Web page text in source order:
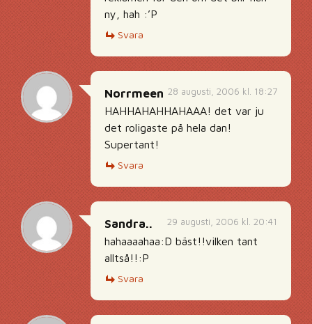
ny, hah :’P
Svara
28 augusti, 2006 kl. 18:27
Norrmeen
HAHHAHAHHAHAAA! det var ju
det roligaste på hela dan!
Supertant!
Svara
29 augusti, 2006 kl. 20:41
Sandra..
hahaaaahaa:D bäst!!vilken tant
alltså!!:P
Svara